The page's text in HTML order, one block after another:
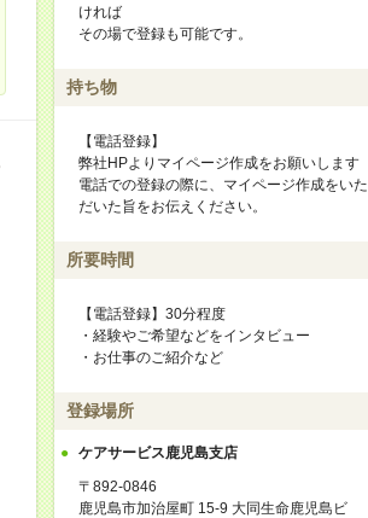
ければ
その場で登録も可能です。
持ち物
【電話登録】
弊社HPよりマイページ作成をお願いします
電話での登録の際に、マイページ作成をいた
だいた旨をお伝えください。
所要時間
【電話登録】30分程度
・経験やご希望などをインタビュー
・お仕事のご紹介など
登録場所
ケアサービス鹿児島支店
〒892-0846
鹿児島市加治屋町 15-9 大同生命鹿児島ビ